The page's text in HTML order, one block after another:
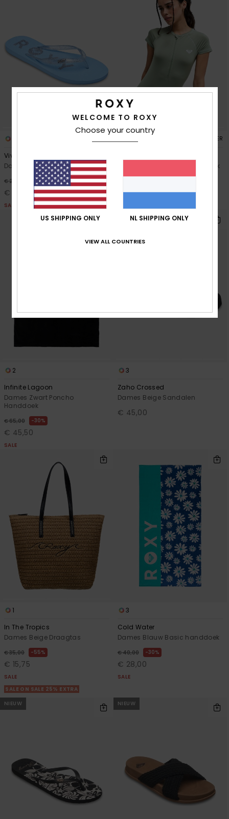
Viva Sparkle
Dames Blauw Slippers
€ 20,00 30%
€ 14,00
SALE
RECYCLED FIBER
Dames Groen Eendelig Badpak
2
Infinite Lagoon
Dames Zwart Poncho
Handdoek
€ 65,00 30%
€ 45,50
SALE
3
Zaho Crossed
Dames Beige Sandalen
€ 45,00
1
In The Tropics
Dames Beige Draagtas
€ 35,00 55%
€ 15,75
SALE
SALE ON SALE 25% EXTRA
3
Cold Water
Dames Blauw Basic handdoek
€ 40,00 30%
€ 28,00
SALE
NIEUW NIEUW
WELCOME TO ROXY
Choose your country
US SHIPPING ONLY NL SHIPPING ONLY
VIEW ALL COUNTRIES